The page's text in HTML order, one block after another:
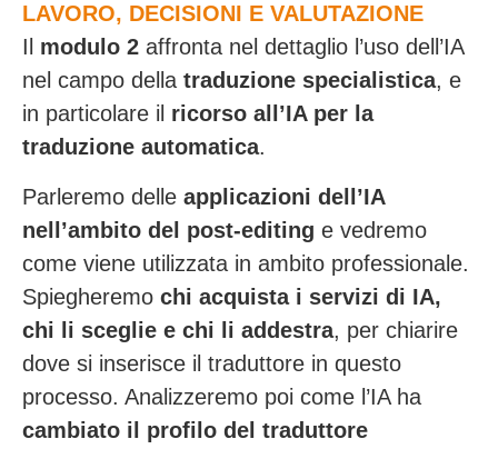
LAVORO, DECISIONI E VALUTAZIONE
Il modulo 2 affronta nel dettaglio l’uso dell’IA
nel campo della traduzione specialistica, e
in particolare il ricorso all’IA per la
traduzione automatica.
Parleremo delle applicazioni dell’IA
nell’ambito del post-editing e vedremo
come viene utilizzata in ambito professionale.
Spiegheremo chi acquista i servizi di IA,
chi li sceglie e chi li addestra, per chiarire
dove si inserisce il traduttore in questo
processo. Analizzeremo poi come l’IA ha
cambiato il profilo del traduttore